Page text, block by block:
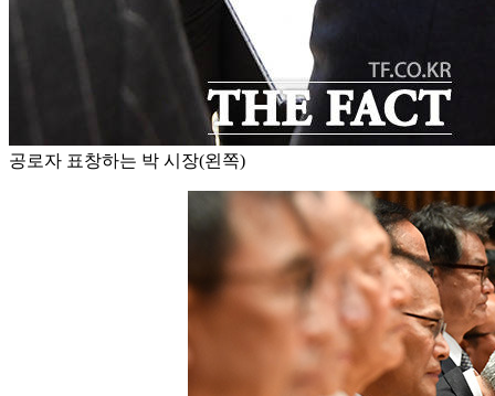
공로자 표창하는 박 시장(왼쪽)